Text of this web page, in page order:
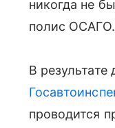
никогда не
полис ОСАГО.
В
проводится